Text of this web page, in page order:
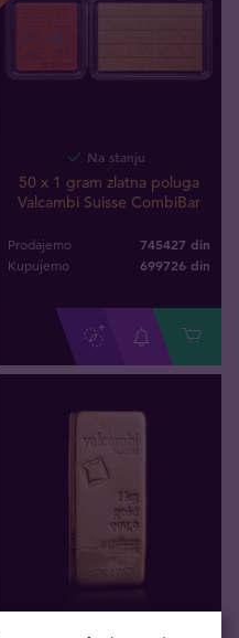
Na stanju
50 x 1 gram zlatna poluga
Valcambi Suisse CombiBar
Prodajemo 745427 din
Kupujemo 699726 din